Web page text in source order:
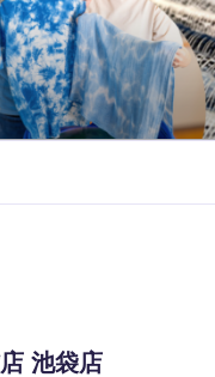
売しています。
池袋店